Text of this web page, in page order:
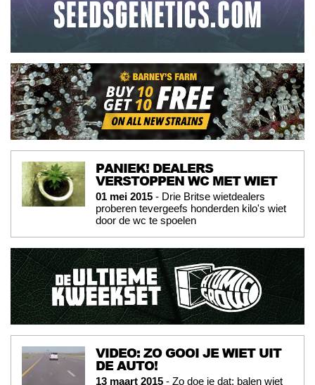
PANIEK! DEALERS
VERSTOPPEN WC MET WIET
01 mei 2015 - Drie Britse wietdealers
proberen tevergeefs honderden kilo's wiet
door de wc te spoelen
VIDEO: ZO GOOI JE WIET UIT
DE AUTO!
13 maart 2015 - Zo doe je dat: balen wiet